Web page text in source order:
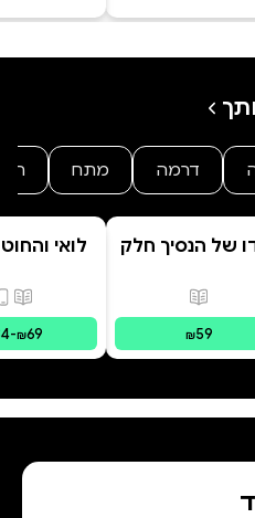
דרמה מתח
מודפס
של הנסיך חלק
הנסתר
פורמטים זמינים
מודפס
₪59
לואי
-₪69